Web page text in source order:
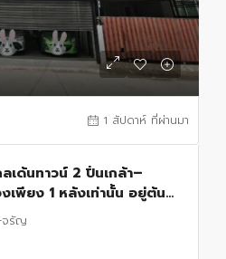
1 สัปดาห์ ที่ผ่านมา
เด้นทาวน์ 2 ปิ่นเกล้า–
พียง 1 หลังเท่านั้น อยู่ต้น
วก ตกแต่ง สไตล์มินิมอล
จรัญ